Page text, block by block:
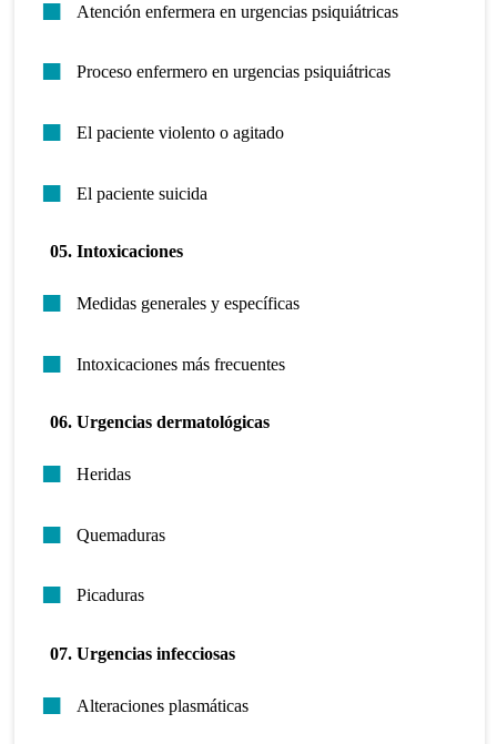
Atención enfermera en urgencias psiquiátricas
Proceso enfermero en urgencias psiquiátricas
El paciente violento o agitado
El paciente suicida
05. Intoxicaciones
Medidas generales y específicas
Intoxicaciones más frecuentes
06. Urgencias dermatológicas
Heridas
Quemaduras
Picaduras
07. Urgencias infecciosas
Alteraciones plasmáticas